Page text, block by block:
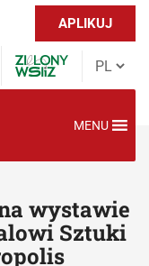
APLIKUJ
MENU
wystawie
Sztuki